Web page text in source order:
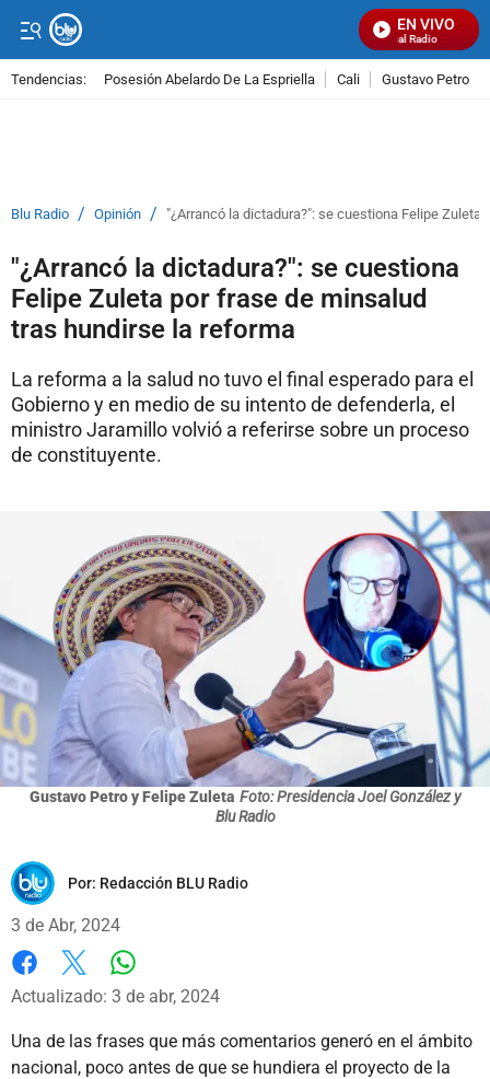
EN VIVO
Señal Visual Radio
Tendencias: Posesión Abelardo De La Espriella Cali Gustavo Petro
Blu Radio / Opinión / "¿Arrancó la dictadura?": se cuestiona Felipe
"¿Arrancó la dictadura?": se cuestiona
Felipe Zuleta por frase de minsalud
tras hundirse la reforma
La reforma a la salud no tuvo el final esperado para el
Gobierno y en medio de su intento de defenderla, el
ministro Jaramillo volvió a referirse sobre un proceso
de constituyente.
Gustavo Petro y Felipe Zuleta Foto: Presidencia Joel González y
Blu Radio
Por: Redacción BLU Radio
3 de Abr, 2024
Facebook
X
Actualizado: 3 de abr, 2024
Una de las frases que más comentarios generó en el ámbito
nacional, poco antes de que se hundiera el proyecto de la